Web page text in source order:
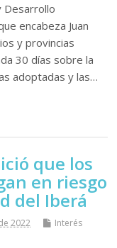
Desarrollo
encabeza Juan
y provincias
30 días sobre la
adoptadas y las…
que los
en riesgo
del Iberá
2022
Interés